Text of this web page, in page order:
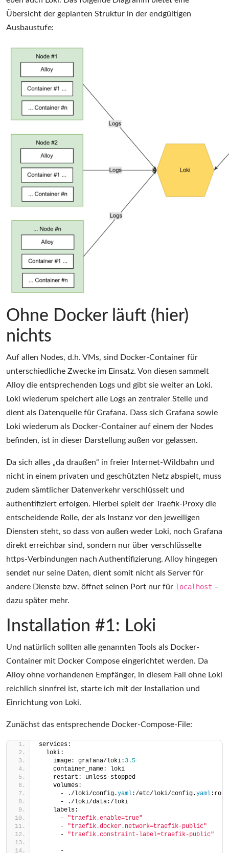
Übersicht der geplanten Struktur in der endgültigen
Ausbaustufe:
Ohne Docker läuft (hier)
nichts
Auf allen Nodes, d.h. VMs, sind Docker-Container für
unterschiedliche Zwecke im Einsatz. Von diesen sammelt
Alloy die entsprechenden Logs und gibt sie weiter an Loki.
Loki wiederum speichert alle Logs an zentraler Stelle und
dient als Datenquelle für Grafana. Dass sich Grafana sowie
Loki wiederum als Docker-Container auf einem der Nodes
befinden, ist in dieser Darstellung außen vor gelassen.
Da sich alles „da draußen“ in freier Internet-Wildbahn und
nicht in einem privaten und geschützten Netz abspielt, muss
zudem sämtlicher Datenverkehr verschlüsselt und
authentifiziert erfolgen. Hierbei spielt der Traefik-Proxy die
entscheidende Rolle, der als Instanz vor den jeweiligen
Diensten steht, so dass von außen weder Loki, noch Grafana
direkt erreichbar sind, sondern nur über verschlüsselte
https-Verbindungen nach Authentifizierung. Alloy hingegen
sendet nur seine Daten, dient somit nicht als Server für
andere Dienste bzw. öffnet seinen Port nur für localhost –
dazu später mehr.
Installation #1: Loki
Und natürlich sollten alle genannten Tools als Docker-
Container mit Docker Compose eingerichtet werden. Da
Alloy ohne vorhandenen Empfänger, in diesem Fall ohne Loki
reichlich sinnfrei ist, starte ich mit der Installation und
Einrichtung von Loki.
Zunächst das entsprechende Docker-Compose-File:
services:
  loki:
    image: grafana/loki:
3.5
    container_name: loki
    restart: unless-stopped
    volumes:
      - ./loki/config.
yaml:/etc/loki/config.yaml:ro
      - ./loki/data:/loki
    labels:
      -
"traefik.enable=true"
      -
"traefik.docker.network=traefik-public"
      -
"traefik.constraint-label=traefik-public"